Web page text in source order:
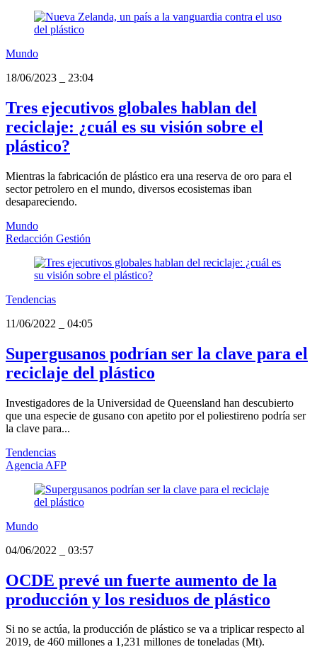
Mundo
18/06/2023
23:04
Tres ejecutivos globales hablan del
reciclaje: ¿cuál es su visión sobre el
plástico?
Mientras la fabricación de plástico era una reserva de oro para el
sector petrolero en el mundo, diversos ecosistemas iban
desapareciendo.
Mundo
Redacción Gestión
Tendencias
11/06/2022
04:05
Supergusanos podrían ser la clave para el
reciclaje del plástico
Investigadores de la Universidad de Queensland han descubierto
que una especie de gusano con apetito por el poliestireno podría ser
la clave para...
Tendencias
Agencia AFP
Mundo
04/06/2022
03:57
OCDE prevé un fuerte aumento de la
producción y los residuos de plástico
Si no se actúa, la producción de plástico se va a triplicar respecto al
2019, de 460 millones a 1,231 millones de toneladas (Mt).